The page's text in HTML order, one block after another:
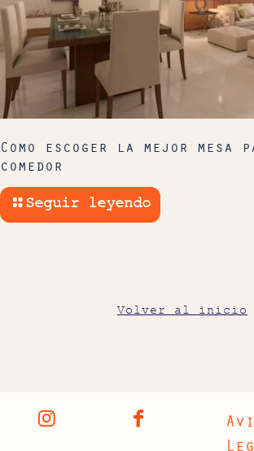
Como escoger la mejor mesa
comedor
Seguir leyendo
Volver al inicio